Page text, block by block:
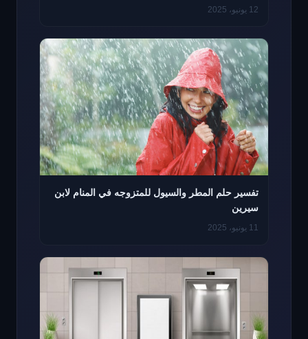
12 يونيو، 2025
تفسير حلم المطر والسيول للمتزوجه في المنام لابن
سيرين
11 يونيو، 2025